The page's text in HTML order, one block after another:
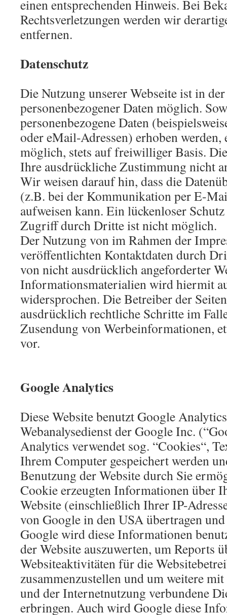
einen entsprechenden Hinweis. Bei
Rechtsverletzungen werden wir
entfernen.
Datenschutz
Die Nutzung unserer Webseite ist in
personenbezogener Daten möglich.
personenbezogene Daten
oder eMail-Adressen) erhoben
möglich, stets auf freiwilliger Basis.
Ihre ausdrückliche Zustimmung nicht
Wir weisen darauf hin, dass die
(z.B. bei der Kommunikation per E-
aufweisen kann. Ein lückenloser
Zugriff durch Dritte ist nicht möglich.
Der Nutzung von im Rahmen der
veröffentlichten Kontaktdaten durch
von nicht ausdrücklich angeforderter
Informationsmaterialien wird hiermit
widersprochen. Die Betreiber der
ausdrücklich rechtliche Schritte im
Zusendung von Werbeinformationen,
vor.
Google Analytics
Diese Website benutzt Google
Webanalysedienst der Google Inc.
Analytics verwendet sog. “Cookies“,
Ihrem Computer gespeichert werden
Benutzung der Website durch Sie
Cookie erzeugten Informationen über
Website (einschließlich Ihrer IP-
von Google in den USA übertragen
Google wird diese Informationen
der Website auszuwerten, um Reports
Websiteaktivitäten für die
zusammenzustellen und um weitere
und der Internetnutzung verbundene
erbringen. Auch wird Google diese